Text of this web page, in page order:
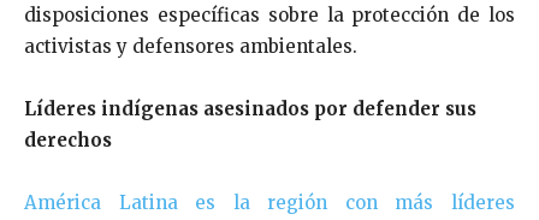
disposiciones específicas sobre la protección de los
activistas y defensores ambientales.
Líderes indígenas asesinados por defender sus
derechos
América Latina es la región con más líderes